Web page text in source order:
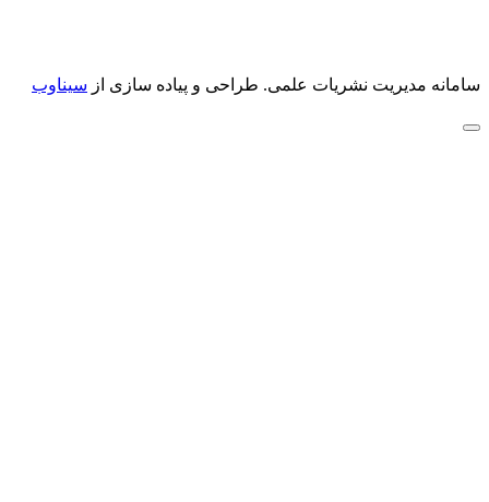
سامانه مدیریت نشریات علمی. طراحی و پیاده سازی از سیناوب